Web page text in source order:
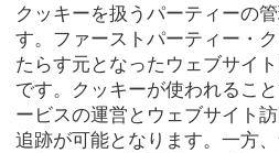
クッキーを扱うパーティーの
す。ファーストパーティー・
たらす元となったウェブサイ
です。クッキーが使われるこ
ービスの運営とウェブサイト
追跡が可能となります。一方